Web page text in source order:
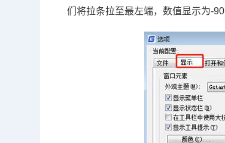
们将拉条拉至最左端，数值显示为-90